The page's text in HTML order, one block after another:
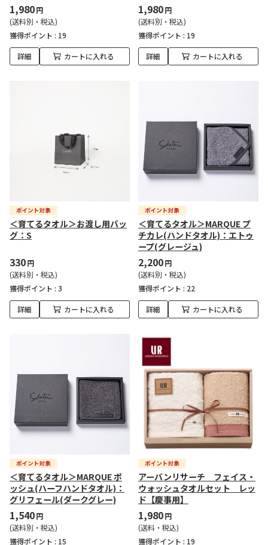
1,980円
(送料別・税込)
獲得ポイント : 19
詳細 カートに入れる
1,980円
(送料別・税込)
獲得ポイント : 19
詳細 カートに入れる
＜育てるタオル＞お渡し用バッ
グ：S
330円
(送料別・税込)
獲得ポイント : 3
詳細 カートに入れる
＜育てるタオル＞MARQUE プ
チカレ(ハンドタオル)：エトゥ
ープ(グレージュ)
2,200円
(送料別・税込)
獲得ポイント : 22
詳細 カートに入れる
＜育てるタオル＞MARQUE ポ
ッシュ(ハーフハンドタオル)：
グリフェール(ダークグレー)
1,540円
(送料別・税込)
獲得ポイント : 15
アーバンリサーチ フェイス・
ウォッシュタオルセット レッ
ド【慶事用】
1,980円
(送料・税込)
獲得ポイント : 19